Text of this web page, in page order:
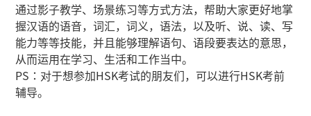
通过影子教学、场景练习等方式方法，帮助大家更好地掌
握汉语的语音，词汇，词义，语法，以及听、说、读、写
能力等等技能，并且能够理解语句、语段要表达的意思，
从而运用在学习、生活和工作当中。
PS：对于想参加HSK考试的朋友们，可以进行HSK考前
辅导。